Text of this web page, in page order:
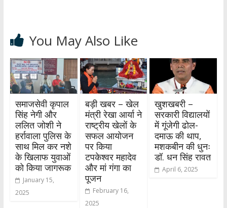
You May Also Like
समाजसेवी कृपाल
सिंह नेगी और
ललित जोशी ने
हर्रावाला पुलिस के
साथ मिल कर नशे
के खिलाफ युवाओं
को किया जागरूक
January 15,
2025
बड़ी खबर – खेल
मंत्री रेखा आर्या ने
राष्ट्रीय खेलों के
सफल आयोजन
पर किया
टपकेश्वर महादेव
और मां गंगा का
पूजन
February 16,
2025
खुशखबरी –
सरकारी विद्यालयों
में गूंजेगी ढोल-
दमाऊ की थाप,
मशकबीन की धुनः
डॉ. धन सिंह रावत
April 6, 2025